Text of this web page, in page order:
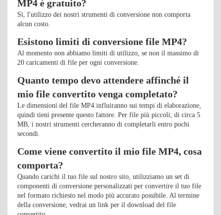
MP4 è gratuito?
Sì, l'utilizzo dei nostri strumenti di conversione non comporta
alcun costo.
Esistono limiti di conversione file MP4?
Al momento non abbiamo limiti di utilizzo, se non il massimo di
20 caricamenti di file per ogni conversione.
Quanto tempo devo attendere affinché il
mio file convertito venga completato?
Le dimensioni del file MP4 influiranno sui tempi di elaborazione,
quindi tieni presente questo fattore. Per file più piccoli, di circa 5
MB, i nostri strumenti cercheranno di completarli entro pochi
secondi.
Come viene convertito il mio file MP4, cosa
comporta?
Quando carichi il tuo file sul nostro sito, utilizziamo un set di
componenti di conversione personalizzati per convertire il tuo file
nel formato richiesto nel modo più accurato possibile. Al termine
della conversione, vedrai un link per il download del file